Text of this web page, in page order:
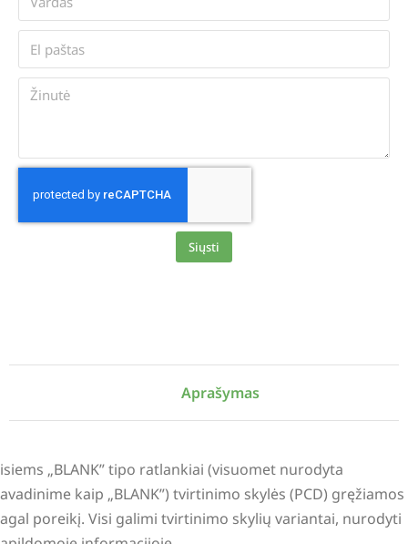
Siųsti
Aprašymas
„BLANK” tipo ratlankiai (visuomet nurodyta
kaip „BLANK”) tvirtinimo skylės (PCD) gręžiamos
poreikį. Visi galimi tvirtinimo skylių variantai, nurodyti